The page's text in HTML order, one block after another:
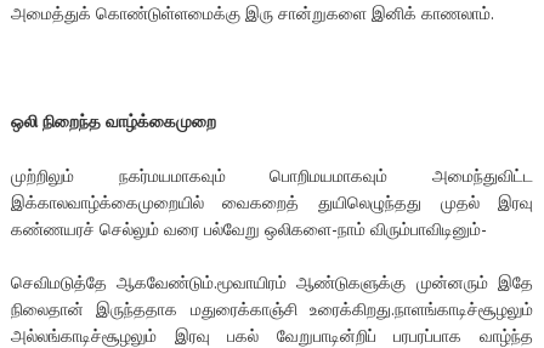
அமைத்துக் கொண்டுள்ளமைக்கு இரு சான்றுகளை இனிக் காணலாம்.
ஒலி நிறைந்த வாழ்க்கைமுறை
முற்றிலும் நகர்மயமாகவும் பொறிமயமாகவும் அமைந்துவிட்ட
இக்காலவாழ்க்கைமுறையில் வைகறைத் துயிலெழுந்தது முதல் இரவு
கண்ணயரச் செல்லும் வரை பல்வேறு ஒலிகளை-நாம் விரும்பாவிடினும்-
செவிமடுத்தே ஆகவேண்டும்.மூவாயிரம் ஆண்டுகளுக்கு முன்னரும் இதே
நிலைதான் இருந்ததாக மதுரைக்காஞ்சி உரைக்கிறது.நாளங்காடிச்சூழலும்
அல்லங்காடிச்சூழலும் இரவு பகல் வேறுபாடின்றிப் பரபரப்பாக வாழ்ந்த